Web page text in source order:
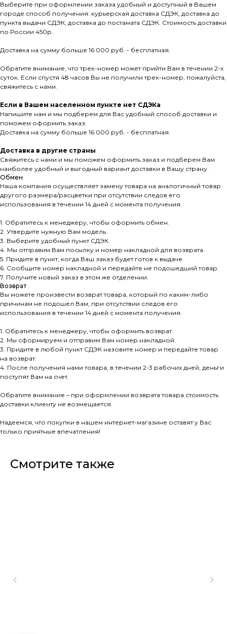
Выберите при оформлении заказа удобный и доступный в Вашем
городе способ получения: курьерская доставка СДЭК, доставка до
пункта выдачи СДЭК, доставка до постамата СДЭК. Стоимость доставки
по России 450р.
Доставка на сумму больше 16 000 руб. - бесплатная.
Обратите внимание, что трек-номер может прийти Вам в течении 2-х
суток. Если спустя 48 часов Вы не получили трек-номер, пожалуйста,
свяжитесь с нами.
Если в Вашем населенном пункте нет СДЭКа
Напишите нам и мы подберем для Вас удобный способ доставки и
поможем оформить заказ.
Доставка на сумму больше 16 000 руб. - бесплатная.
Доставка в другие страны
Свяжитесь с нами и мы поможем оформить заказ и подберем Вам
наиболее удобный и выгодный вариант доставки в Вашу страну.
Обмен
Наша компания осуществляет замену товара на аналогичный товар
другого размера/расцветки при отсутствии следов его
использования в течении 14 дней с момента получения.
1. Обратитесь к менеджеру, чтобы оформить обмен.
2. Утвердите нужную Вам модель.
3. Выберите удобный пункт СДЭК.
4. Мы отправим Вам посылку и номер накладной для возврата.
5. Придите в пункт, когда Ваш заказ будет готов к выдаче.
6. Сообщите номер накладной и передайте не подошедший товар.
7. Получите новый заказ в этом же отделении.
Возврат
Вы можете произвести возврат товара, который по каким-либо
причинам не подошел Вам, при отсутствии следов его
использования в течении 14 дней с момента получения.
1. Обратитесь к менеджеру, чтобы оформить возврат.
2. Мы сформируем и отправим Вам номер накладной.
3. Придите в любой пункт СДЭК назовите номер и передайте товар
на возврат.
4. После получения нами товара, в течении 2-3 рабочих дней, деньги
поступят Вам на счет.
Обратите внимание – при оформлении возврата товара стоимость
доставки клиенту не возмещается.
Надеемся, что покупки в нашем интернет-магазине оставят у Вас
только приятные впечатления!
Смотрите также